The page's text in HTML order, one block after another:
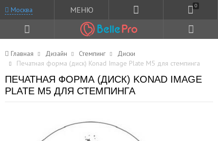
Москва МЕНЮ 0
Главная Дизайн Стемпинг
Диски
Печатная форма (диск) Konad Image Plate M5 для стемпинга
ПЕЧАТНАЯ ФОРМА (ДИСК) KONAD IMAGE
PLATE M5 ДЛЯ СТЕМПИНГА